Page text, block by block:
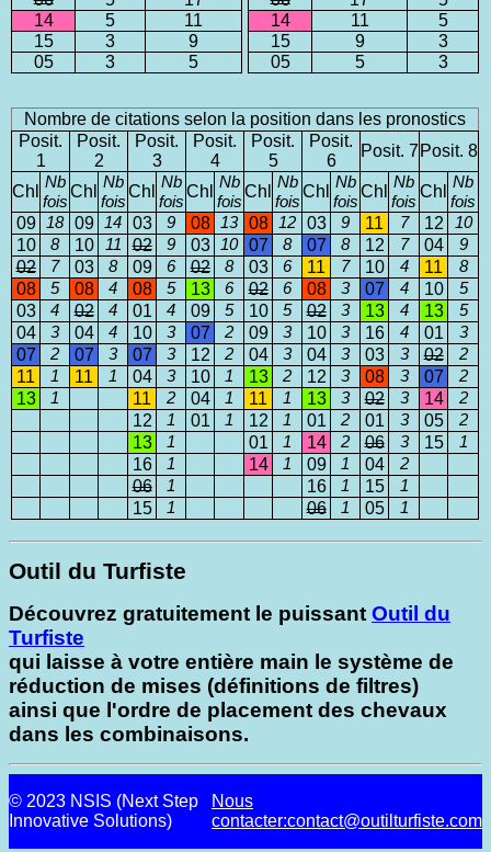
14
5
11
15
3
9
05
3 5
14
11
5
15
9
3
05
5 3
Nombre de citations selon la position dans les pronostics
Posit.
1
Posit.
2
Posit.
3
Posit.
4
Posit.
5
Posit.
6
Posit. 7 Posit. 8
Chl Nb
fois
Chl Nb
fois
Chl Nb
fois
Chl Nb
fois
Chl Nb
fois
Chl Nb
fois
Chl Nb
fois
Chl Nb
fois
09 18 09 14 03 9 08 13 08 12 03 9 11 7 12 10
10 8 10 11 02 9 03 10 07 8 07 8 12 7 04 9
02 7 03 8 09 6 02 8 03 6 11 7 10 4 11 8
08 5 08 4 08 5 13 6 02 6 08 3 07 4 10 5
03 4 02 4 01 4 09 5 10 5 02 3 13 4 13 5
04 3 04 4 10 3 07 2 09 3 10 3 16 4 01 3
07 2 07 3 07 3 12 2 04 3 04 3 03 3 02 2
11 1 11 1 04 3 10 1 13 2 12 3 08 3 07 2
13 1 11 2 04 1 11 1 13 3 02 3 14 2
12 1 01 1 12 1 01 2 01 3 05 2
13 1 01 1 14 2 06 3 15 1
16 1 14 1 09 1 04 2
06 1 16 1 15 1
15 1 06 1 05 1
Outil du Turfiste
Découvrez gratuitement le puissant Outil du
Turfiste
qui laisse à votre entière main le système de
réduction de mises (définitions de filtres)
ainsi que l'ordre de placement des chevaux
dans les combinaisons.
© 2023 NSIS (Next Step
Innovative Solutions)
Nous
contacter:contact@outilturfiste.com